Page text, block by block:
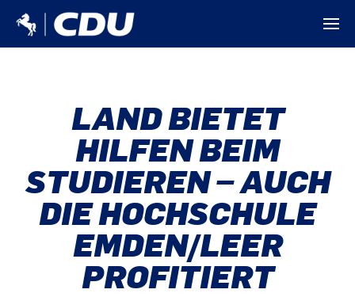
LAND BIETET
HILFEN BEIM
STUDIEREN – AUCH
DIE HOCHSCHULE
EMDEN/LEER
PROFITIERT